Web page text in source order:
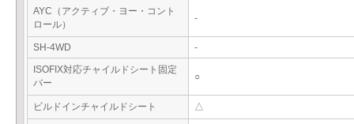
AYC（アクティブ・ヨー・コント
ロール）
-
SH-4WD
-
ISOFIX対応チャイルドシート固定
バー
○
ビルドインチャイルドシート △